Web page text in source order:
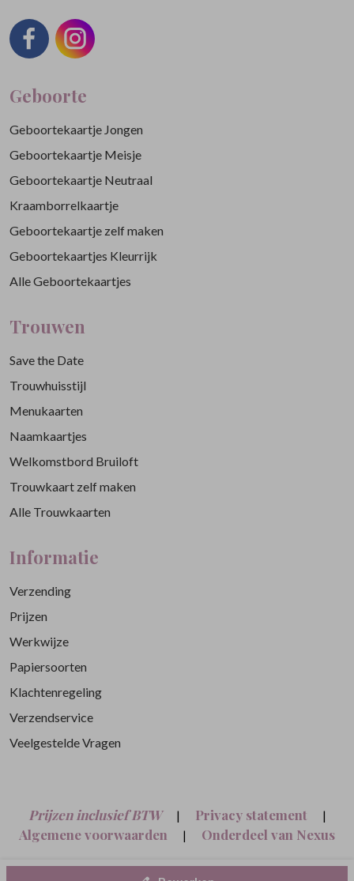
Geboorte
Geboortekaartje Jongen
Geboortekaartje Meisje
Geboortekaartje Neutraal
Kraamborrelkaartje
Geboortekaartje zelf maken
Geboortekaartjes Kleurrijk
Alle Geboortekaartjes
Trouwen
Save the Date
Trouwhuisstijl
Menukaarten
Naamkaartjes
Welkomstbord Bruiloft
Trouwkaart zelf maken
Alle Trouwkaarten
Informatie
Verzending
Prijzen
Werkwijze
Papiersoorten
Klachtenregeling
Verzendservice
Veelgestelde Vragen
Prijzen inclusief BTW | Privacy statement |
Algemene voorwaarden |
Onderdeel van Nexus
Nine B.V.